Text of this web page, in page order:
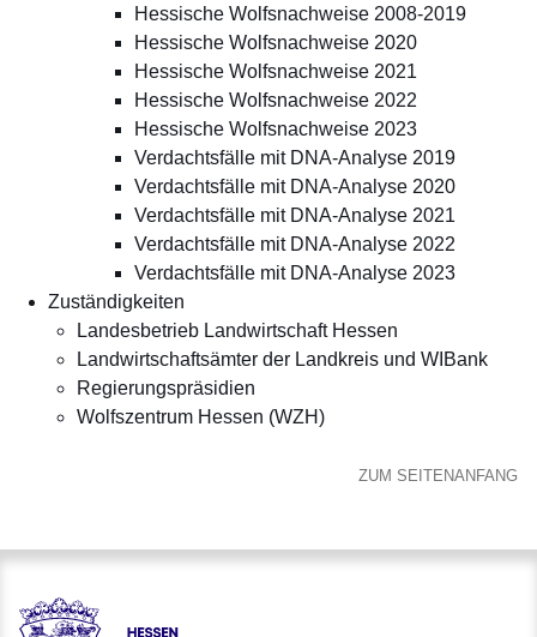
Hessische Wolfsnachweise 2008-2019
Hessische Wolfsnachweise 2020
Hessische Wolfsnachweise 2021
Hessische Wolfsnachweise 2022
Hessische Wolfsnachweise 2023
Verdachtsfälle mit DNA-Analyse 2019
Verdachtsfälle mit DNA-Analyse 2020
Verdachtsfälle mit DNA-Analyse 2021
Verdachtsfälle mit DNA-Analyse 2022
Verdachtsfälle mit DNA-Analyse 2023
Zuständigkeiten
Landesbetrieb Landwirtschaft Hessen
Landwirtschaftsämter der Landkreis und WIBank
Regierungspräsidien
Wolfszentrum Hessen (WZH)
ZUM SEITENANFANG